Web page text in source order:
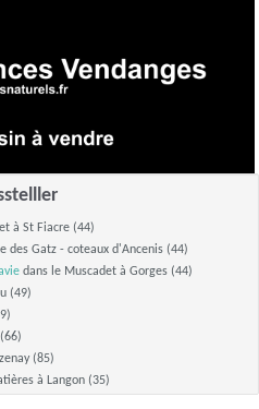
à St Fiacre (44)
des Gatz - coteaux d'Ancenis (44)
dans le Muscadet à Gorges (44)
(49)
(85)
à Langon (35)